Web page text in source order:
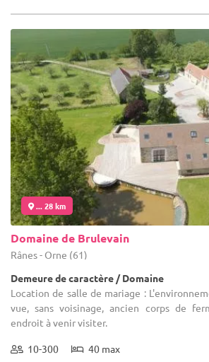
... 28 km
Domaine de Brulevain
Rânes - Orne (61)
Demeure de caractère / Domaine
Location de salle de mariage :
vue, sans voisinage, ancien corps de
endroit à venir visiter.
10-300 40 max